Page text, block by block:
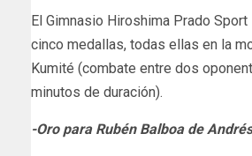
El Gimnasio Hiroshima Prado
cinco medallas, todas ellas en la
Kumité (combate entre dos
minutos de duración).
-Oro para Rubén Balboa de Andrés